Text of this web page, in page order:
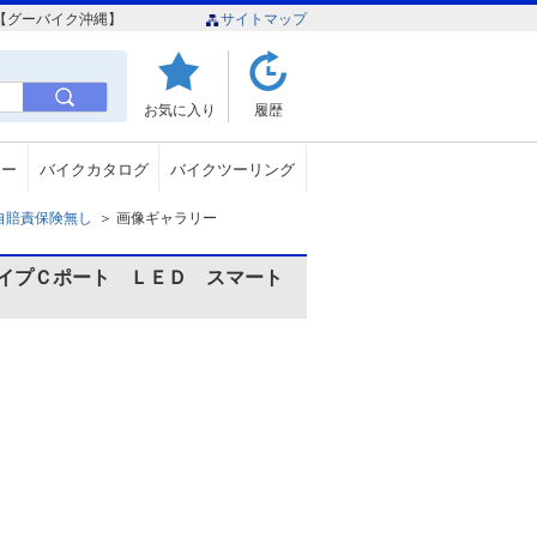
ーバイク沖縄】 サイトマップ
お気に入り 履歴
バイクカタログ バイクツーリング
責保険無し ＞ 画像ギャラリー
プＣポート ＬＥＤ スマート